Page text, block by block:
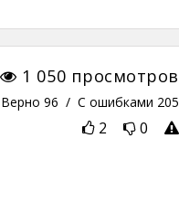
1 050 просмотров
Верно 96 / С ошибками 205
2 0